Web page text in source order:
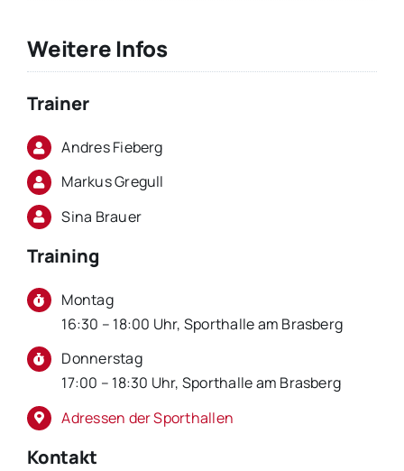
Weitere Infos
Trainer
Andres Fieberg
Markus Gregull
Sina Brauer
Training
Montag
16:30 – 18:00 Uhr, Sporthalle am Brasberg
Donnerstag
17:00 – 18:30 Uhr, Sporthalle am Brasberg
Adressen der Sporthallen
Kontakt